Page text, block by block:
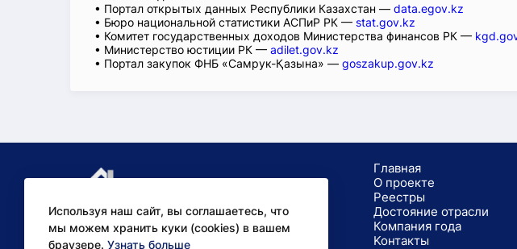
• Портал открытых данных Республики Казахстан — data.egov.kz
• Бюро национальной статистики АСПиР РК — stat.gov.kz
• Комитет государственных доходов Министерства финансов РК —
• Министерство юстиции РК — adilet.gov.kz
• Портал закупок ФНБ «Самрук-Қазына» — goszakup.gov.kz
Используя наш сайт, вы соглашаетесь, что
мы можем хранить куки (cookies) в вашем
браузере. Узнать больше
Главная
О проекте
Реестры
Достояние отрасли
Компания года
Koнтaкты